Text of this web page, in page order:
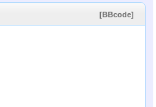
[BBcode]